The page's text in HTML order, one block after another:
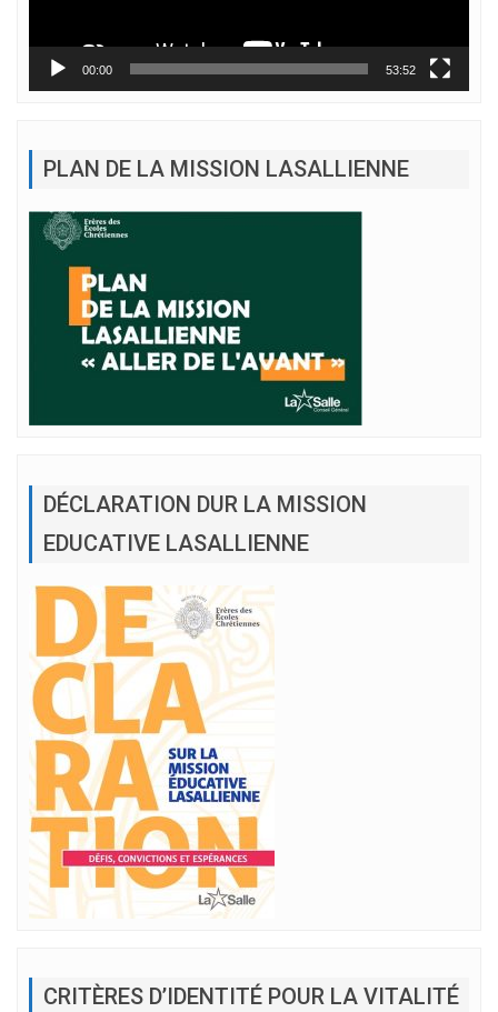
00:00 53:52
PLAN DE LA MISSION LASALLIENNE
DÉCLARATION DUR LA MISSION
EDUCATIVE LASALLIENNE
CRITÈRES D’IDENTITÉ POUR LA VITALITÉ